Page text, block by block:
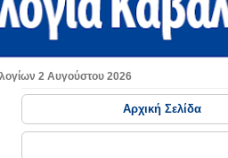
2 Αυγούστου 2026
Αρχική Σελίδα